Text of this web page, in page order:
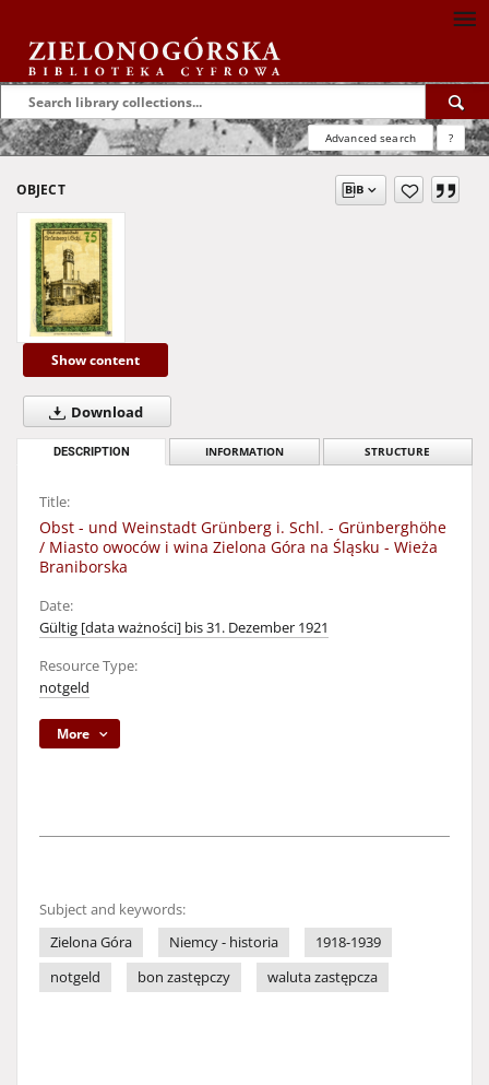
Advanced search ?
OBJECT
Show content
Download
DESCRIPTION INFORMATION STRUCTURE
Title:
Obst - und Weinstadt Grünberg i. Schl. - Grünberghöhe
/ Miasto owoców i wina Zielona Góra na Śląsku - Wieża
Braniborska
Date:
Gültig [data ważności] bis 31. Dezember 1921
Resource Type:
notgeld
More
Subject and keywords:
Zielona Góra
Niemcy - historia
1918-1939
notgeld
bon zastępczy waluta zastępcza